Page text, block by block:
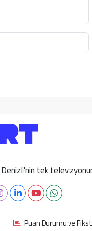
tek
Puan Durumu ve